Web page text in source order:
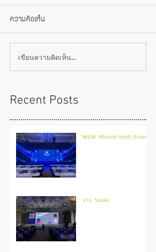
ความคิดเห็น
เขียนความคิดเห็น…
Recent Posts
WOW @Grand Hyatt Erawan
งาน Susuki